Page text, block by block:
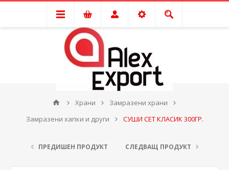
Храни
Замразени храни
Замразени хапки и други
СУШИ СЕТ КЛАСИК 300ГР.
ПРЕДИШЕН ПРОДУКТ СЛЕДВАЩ ПРОДУКТ